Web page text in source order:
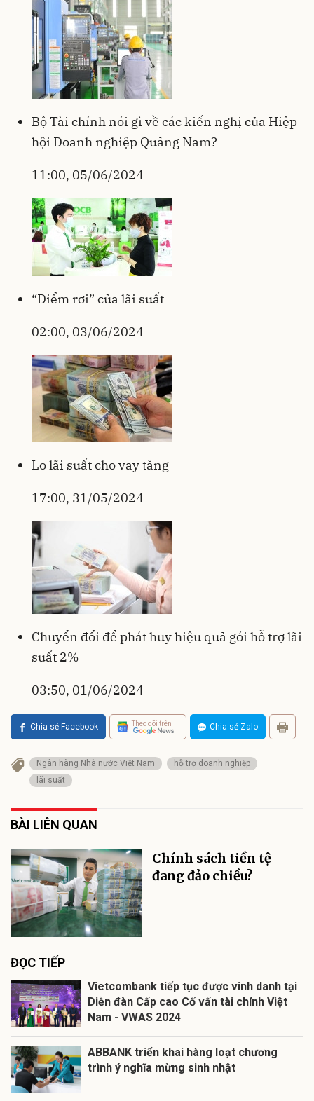
Bộ Tài chính nói gì về các kiến nghị của Hiệp
hội Doanh nghiệp Quảng Nam?
11:00, 05/06/2024
“Điểm rơi” của lãi suất
02:00, 03/06/2024
Lo lãi suất cho vay tăng
17:00, 31/05/2024
Chuyển đổi để phát huy hiệu quả gói hỗ trợ lãi
suất 2%
03:50, 01/06/2024
Chia sẻ Facebook Theo dõi trên Chia sẻ Zalo
Ngân hàng Nhà nước Việt Nam
hỗ trợ doanh nghiệp
lãi suất
BÀI LIÊN QUAN
Chính sách tiền tệ
đang đảo chiều?
ĐỌC TIẾP
Vietcombank tiếp tục được vinh danh tại
Diễn đàn Cấp cao Cố vấn tài chính Việt
Nam - VWAS 2024
ABBANK triển khai hàng loạt chương
trình ý nghĩa mừng sinh nhật